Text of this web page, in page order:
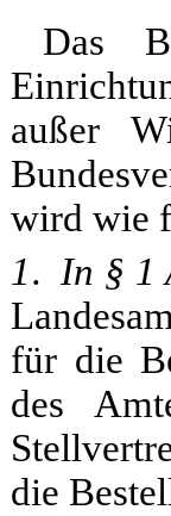
Das
außer
wird wie
1. In § 1
für die
des
die